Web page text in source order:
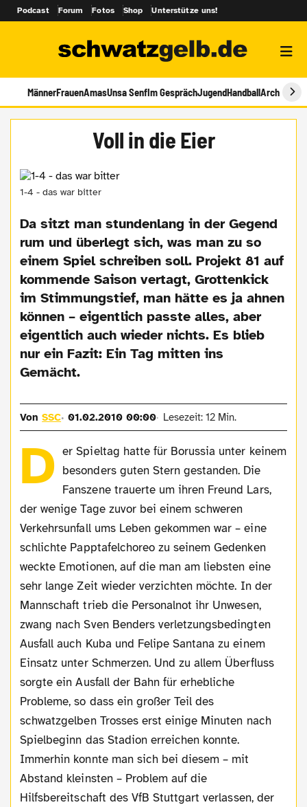
Podcast Forum Fotos Shop Unterstütze uns!
MännerFrauenAmasUnsa SenfIm GesprächJugendHandballArchiv
Voll in die Eier
1-4 - das war bitter
Da sitzt man stundenlang in der Gegend
rum und überlegt sich, was man zu so
einem Spiel schreiben soll. Projekt 81 auf
kommende Saison vertagt, Grottenkick
im Stimmungstief, man hätte es ja ahnen
können – eigentlich passte alles, aber
eigentlich auch wieder nichts. Es blieb
nur ein Fazit: Ein Tag mitten ins
Gemächt.
VonSSC 01.02.2010 00:00 Lesezeit: 12 Min.
D er Spieltag hatte für Borussia unter keinem
besonders guten Stern gestanden. Die
Fanszene trauerte um ihren Freund Lars,
der wenige Tage zuvor bei einem schweren
Verkehrsunfall ums Leben gekommen war – eine
schlichte Papptafelchoreo zu seinem Gedenken
weckte Emotionen, auf die man am liebsten eine
sehr lange Zeit wieder verzichten möchte. In der
Mannschaft trieb die Personalnot ihr Unwesen,
zwang nach Sven Benders verletzungsbedingten
Ausfall auch Kuba und Felipe Santana zu einem
Einsatz unter Schmerzen. Und zu allem Überfluss
sorgte ein Ausfall der Bahn für erhebliche
Probleme, so dass ein großer Teil des
schwatzgelben Trosses erst einige Minuten nach
Spielbeginn das Stadion erreichen konnte.
Immerhin konnte man sich bei diesem – mit
Abstand kleinsten – Problem auf die
Hilfsbereitschaft des VfB Stuttgart verlassen, der